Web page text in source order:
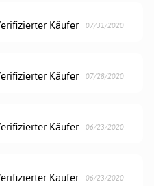
Käufer 07/31/2020
Käufer 07/28/2020
Käufer 06/23/2020
Käufer 06/23/2020